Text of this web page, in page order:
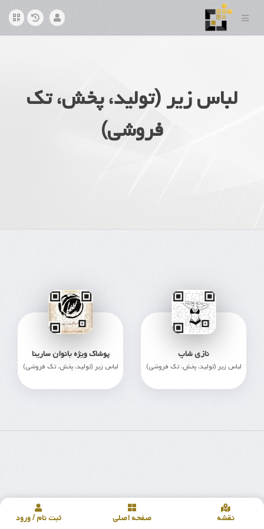
لباس زیر (تولید، پخش، تک
فروشی)
نازی شاپ
لباس زیر (تولید، پخش، تک فروشی)
پوشاک ویژه بانوان سارینا
لباس زیر (تولید، پخش، تک فروشی)
نقشه صفحه اصلی ثبت نام / ورود